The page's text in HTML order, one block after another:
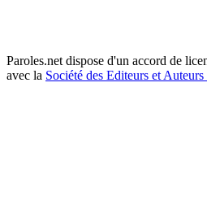
Paroles.net dispose d'un accord de
avec la Société des Editeurs et